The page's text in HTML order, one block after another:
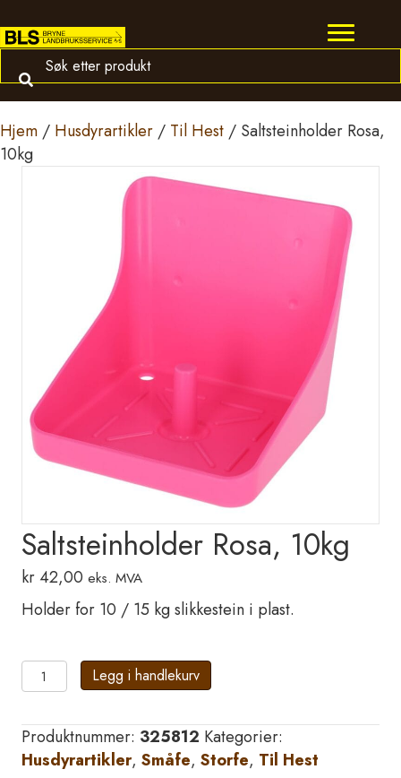
Hjem / Husdyrartikler / Til Hest / Saltsteinholder Rosa,
10kg
Saltsteinholder Rosa, 10kg
kr 42,00 eks. MVA
Holder for 10 / 15 kg slikkestein i plast.
Saltsteinholder
Rosa,
antall
Legg i handlekurv
Produktnummer: 325812 Kategorier:
Husdyrartikler, Småfe, Storfe, Til Hest